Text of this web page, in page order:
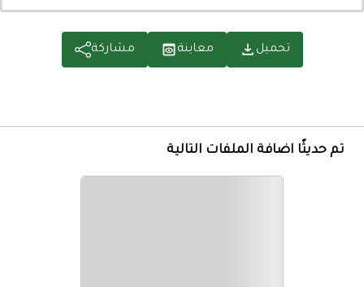
تحميل معاينة مشاركة
تم حديثًا اضافة الملفات التالية